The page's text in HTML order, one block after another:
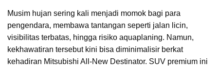
Musim hujan sering kali menjadi momok bagi para
pengendara, membawa tantangan seperti jalan licin,
visibilitas terbatas, hingga risiko aquaplaning. Namun,
kekhawatiran tersebut kini bisa diminimalisir berkat
kehadiran Mitsubishi All-New Destinator. SUV premium ini